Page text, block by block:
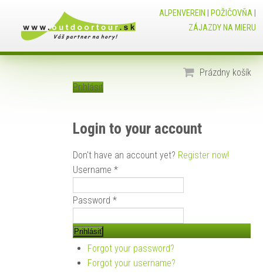
ALPENVEREIN POŽIČOVŇA
ZÁJAZDY NA MIERU
Prázdny košík
Prihlásiť
Login to your account
Don't have an account yet? Register now!
Username *
Password *
Forgot your password?
Forgot your username?